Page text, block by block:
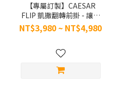
【專屬訂製】CAESAR
FLIP 凱撒翻轉前掛 - 讓你
的眼鏡瞬間變最潮的日本
翻轉前掛墨鏡
NT$3,980 ~ NT$4,980